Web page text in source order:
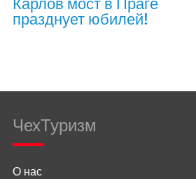
празднует юбилей!
ЧехТуризм
О нас